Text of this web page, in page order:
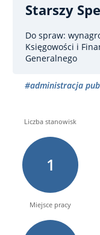
Starszy
Do spraw:
Księgowości i
Generalnego
#administracja
Liczba stanowisk
1
Miejsce pracy